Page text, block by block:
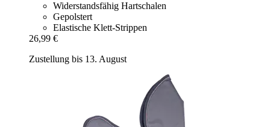
Widerstandsfähig Hartschalen
Gepolstert
Elastische Klett-Strippen
26,99 €
Zustellung bis 13. August